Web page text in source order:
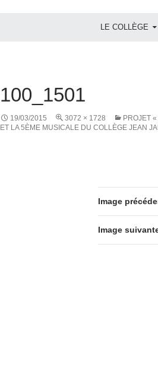
LE COLLÈGE
100_1501
19/03/2015 3072 × 1728
PROJET
ET LA 5ÈME MUSICALE DU COLLÈGE JEAN
Image
Image